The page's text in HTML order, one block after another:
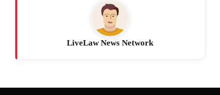
LiveLaw News Network